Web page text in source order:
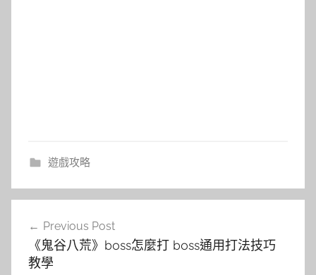
遊戲攻略
導
Previous Post
《鬼谷八荒》boss怎麼打 boss通用打法技巧
教學